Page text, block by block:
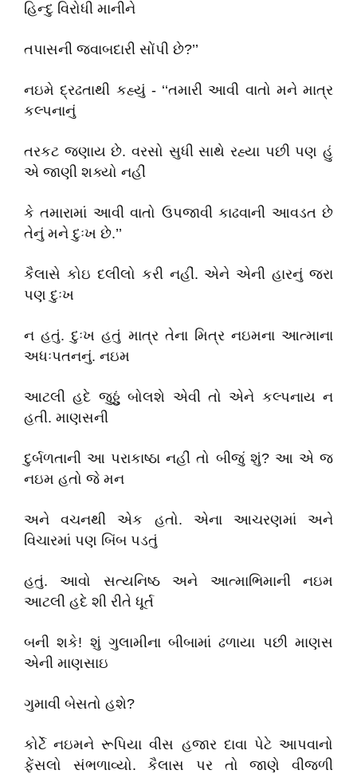
હિન્દુ વિરોધી માનીને
તપાસની જવાબદારી સોંપી છે?’’
નઇમે દ્રઢતાથી કહ્યું - ‘‘તમારી આવી વાતો મને માત્ર
કલ્પનાનું
તરકટ જણાય છે. વરસો સુધી સાથે રહ્યા પછી પણ હું
એ જાણી શક્યો નહીં
કે તમારામાં આવી વાતો ઉપજાવી કાઢવાની આવડત છે
તેનું મને દુઃખ છે.’’
કૈલાસે કોઇ દલીલો કરી નહીં. એને એની હારનું જરા
પણ દુઃખ
ન હતું. દુઃખ હતું માત્ર તેના મિત્ર નઇમના આત્માના
અધઃપતનનું. નઇમ
આટલી હદે જુઠ્ઠું બોલશે એવી તો એને કલ્પનાય ન
હતી. માણસની
દુર્બળતાની આ પરાકાષ્ઠા નહીં તો બીજું શું? આ એ જ
નઇમ હતો જે મન
અને વચનથી એક હતો. એના આચરણમાં અને
વિચારમાં પણ બિંબ પડતું
હતું. આવો સત્યનિષ્ઠ અને આત્માભિમાની નઇમ
આટલી હદે શી રીતે ધૂર્ત
બની શકે! શું ગુલામીના બીબામાં ઢળાયા પછી માણસ
એની માણસાઇ
ગુમાવી બેસતો હશે?
કોર્ટે નઇમને રૂપિયા વીસ હજાર દાવા પેટે આપવાનો
ફેંસલો સંભળાવ્યો. કૈલાસ પર તો જાણે વીજળી